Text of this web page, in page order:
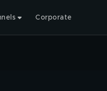
Corporate